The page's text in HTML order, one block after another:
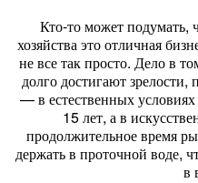
Кто-то может подумать,
хозяйства это отличная
не все так просто. Дело в
долго достигают зрелости,
— в естественных условиях
15 лет, а в
продолжительное время
держать в проточной воде,
в